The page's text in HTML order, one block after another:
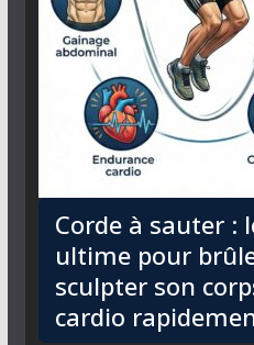
Corde à sauter :
ultime pour
sculpter son
cardio